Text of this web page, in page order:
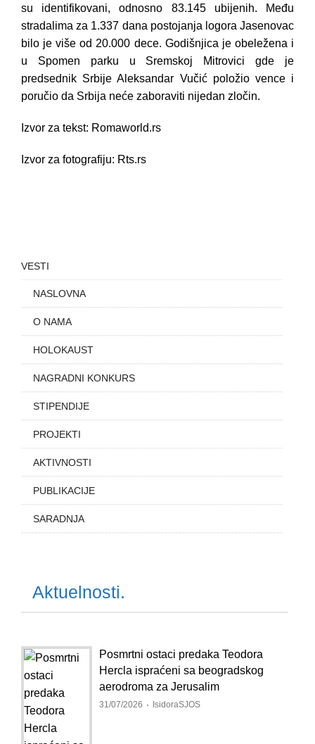
VESTI
NASLOVNA
O NAMA
HOLOKAUST
NAGRADNI KONKURS
STIPENDIJE
PROJEKTI
AKTIVNOSTI
PUBLIKACIJE
SARADNJA
Aktuelnosti.
Posmrtni ostaci predaka Teodora
Hercla ispraćeni sa beogradskog
aerodroma za Jerusalim
31/07/2026 IsidoraSJOS
su identifikovani, odnosno 83.145 ubijenih. Među
stradalima za 1.337 dana postojanja logora Jasenovac
bilo je više od 20.000 dece. Godišnjica je obeležena i
u Spomen parku u Sremskoj Mitrovici gde je
predsednik Srbije Aleksandar Vučić položio vence i
poručio da Srbija neće zaboraviti nijedan zločin.
Izvor za tekst: Romaworld.rs
Izvor za fotografiju: Rts.rs